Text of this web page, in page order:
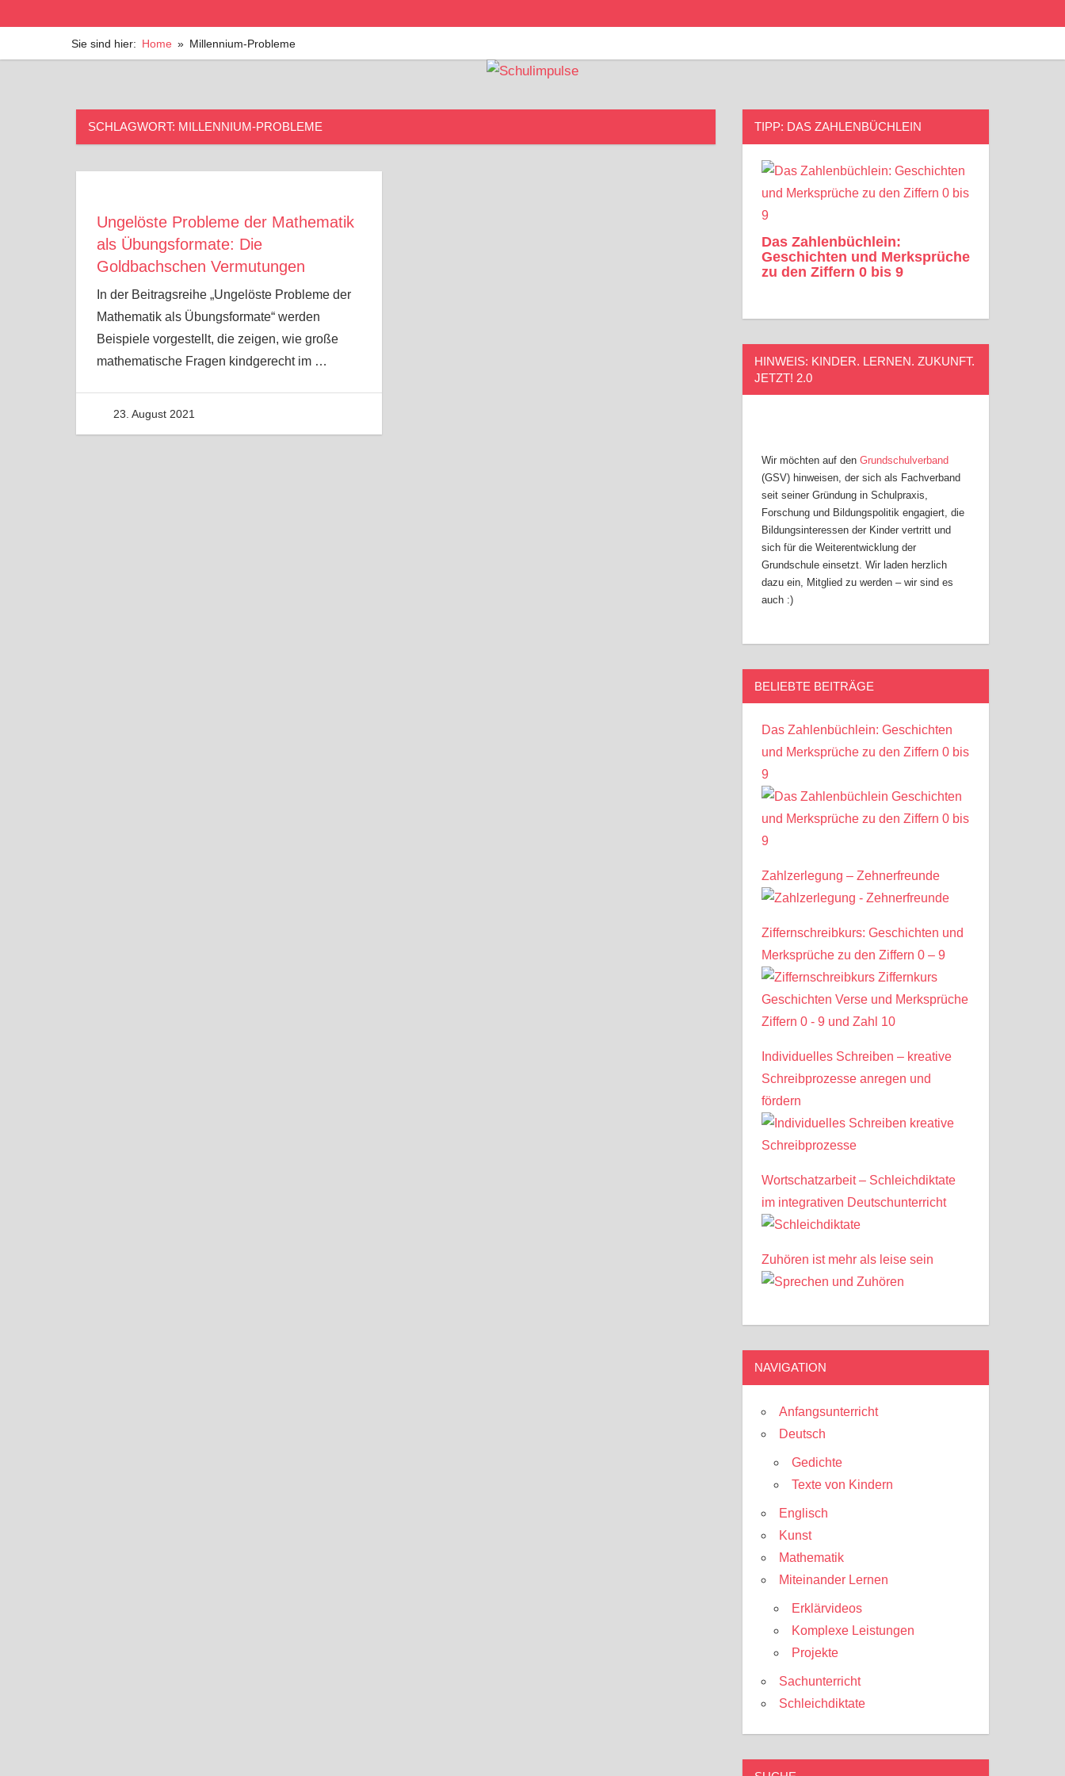
springen
Schulimpulse
Sie sind hier: Home Millennium-Probleme
SCHLAGWORT: MILLENNIUM-PROBLEME
Ungelöste Probleme der Mathematik
als Übungsformate: Die
Goldbachschen Vermutungen
In der Beitragsreihe „Ungelöste Probleme der
Mathematik als Übungsformate“ werden
Beispiele vorgestellt, die zeigen, wie große
mathematische Fragen kindgerecht im …
23. August 2021
TIPP: DAS ZAHLENBÜCHLEIN
Das Zahlenbüchlein:
Geschichten und Merksprüche
zu den Ziffern 0 bis 9
HINWEIS: KINDER. LERNEN. ZUKUNFT.
JETZT! 2.0
Wir möchten auf den Grundschulverband
(GSV) hinweisen, der sich als Fachverband
seit seiner Gründung in Schulpraxis,
Forschung und Bildungspolitik engagiert, die
Bildungsinteressen der Kinder vertritt und
sich für die Weiterentwicklung der
Grundschule einsetzt. Wir laden herzlich
dazu ein, Mitglied zu werden – wir sind es
auch :)
BELIEBTE BEITRÄGE
Das Zahlenbüchlein: Geschichten
und Merksprüche zu den Ziffern 0 bis
9
Zahlzerlegung – Zehnerfreunde
Ziffernschreibkurs: Geschichten und
Merksprüche zu den Ziffern 0 – 9
Individuelles Schreiben – kreative
Schreibprozesse anregen und
fördern
Wortschatzarbeit – Schleichdiktate
im integrativen Deutschunterricht
Zuhören ist mehr als leise sein
NAVIGATION
Anfangsunterricht
Deutsch
Gedichte
Texte von Kindern
Englisch
Kunst
Mathematik
Miteinander Lernen
Erklärvideos
Komplexe Leistungen
Projekte
Sachunterricht
Schleichdiktate